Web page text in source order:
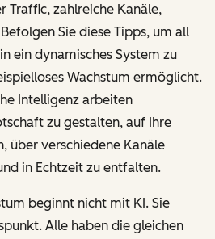
Traffic, zahlreiche Kanäle,
Sie diese Tipps, um all
ein dynamisches System zu
Wachstum ermöglicht.
Intelligenz arbeiten
zu gestalten, auf Ihre
, über verschiedene Kanäle
in Echtzeit zu entfalten.
beginnt nicht mit KI. Sie
Alle haben die gleichen